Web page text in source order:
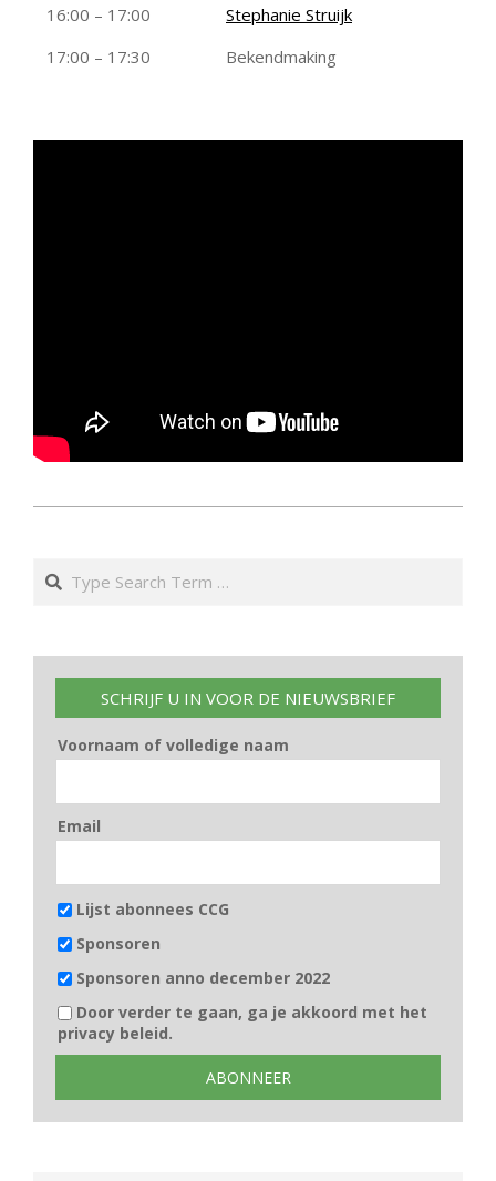
16:00 – 17:00
Stephanie Struijk
17:00 – 17:30
Bekendmaking
29
Search
SCHRIJF U IN VOOR DE NIEUWSBRIEF
Voornaam of volledige naam
Email
Lijst abonnees CCG
Sponsoren
Sponsoren anno december 2022
Door verder te gaan, ga je akkoord met het
privacy beleid.